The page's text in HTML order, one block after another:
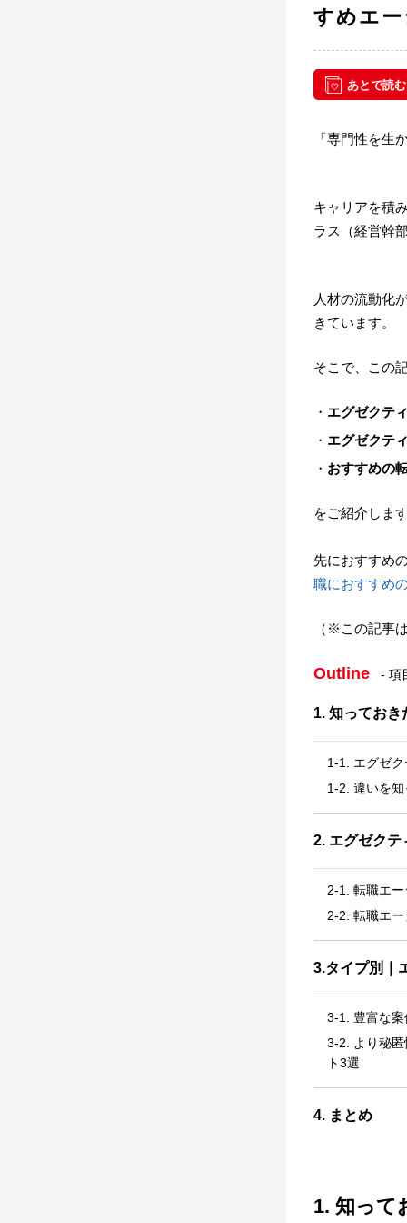
すめエ
あとで読む
「専門性を生
キャリアを積
ラス（経営幹
人材の流動化
きています。
そこで、この
エグゼクテ
エグゼクテ
おすすめの
をご紹介しま
先におすすめ
職におすすめ
（※この記事
Outline - 項
1. 知ってお
1-1. エグゼ
1-2. 違いを
2. エグゼクテ
2-1. 転職エ
2-2. 転職エ
3.タイプ別｜
3-1. 豊富な
3-2. より秘
ト3選
4. まとめ
1. 知って